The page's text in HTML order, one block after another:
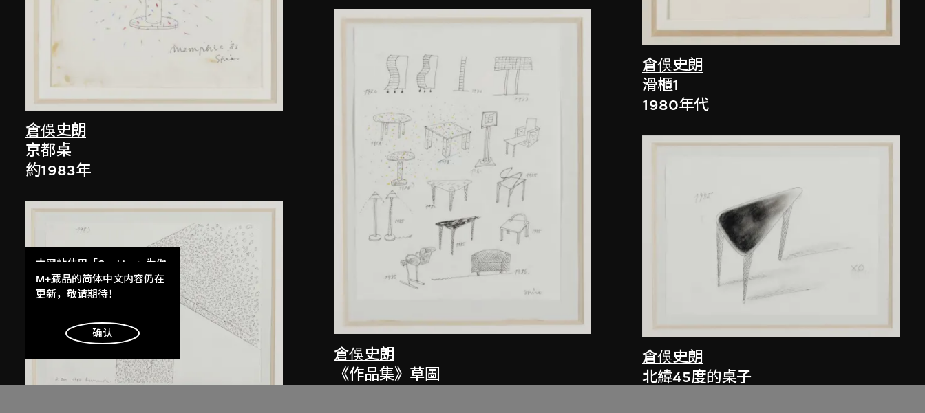
倉俁史朗
京都桌
約1983年
倉俁史朗
《作品集》草圖
倉俁史朗
滑櫃1
1980年代
倉俁史朗
北緯45度的桌子
本网站使用「Cookies」为你
提供最好的网站体验。
了解更多
明白
M+藏品的简体中文内容仍在
更新，敬请期待！
确认